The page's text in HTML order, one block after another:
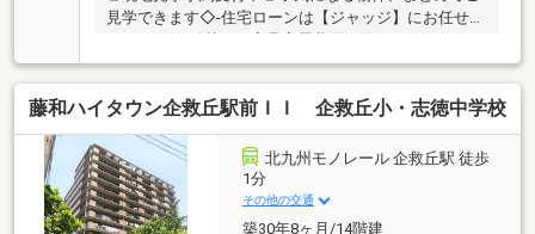
見学できます◇-住宅ローンは【ジャッジ】にお任せく
ードローン・車のお借入れがあっても大丈夫！・おま
とめローンも可能♪・勤続年数が1年未満でもＯＫ！・
信用情報に不安があっても大丈夫！ローンに詳しい営
業スタッフが常にご対応いたします！！※住宅ローン
の相談だけでも大歓迎です♪※少しでも不安のある方、
他社で断られた方も是非ご相談ください♪※ジャッジは
お客様とともに解決します！～お問合せ～【ジャッジ
株式会社】０９３－４８２－２６５７どんな事でもお
藤和ハイタウン企救丘駅前ＩＩ 企救丘小・志徳中学校
北九州モノレール 企救丘駅 徒歩
1分
その他の交通
築30年8ヶ月/14階建